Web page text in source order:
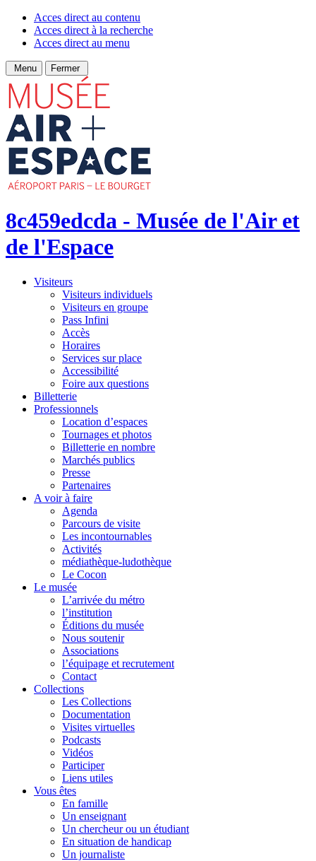
Acces direct au contenu
Acces direct à la recherche
Acces direct au menu
Menu Fermer
8c459edcda - Musée de l'Air et
de l'Espace
Visiteurs
Visiteurs individuels
Visiteurs en groupe
Pass Infini
Accès
Horaires
Services sur place
Accessibilité
Foire aux questions
Billetterie
Professionnels
Location d’espaces
Tournages et photos
Billetterie en nombre
Marchés publics
Presse
Partenaires
A voir à faire
Agenda
Parcours de visite
Les incontournables
Activités
médiathèque-ludothèque
Le Cocon
Le musée
L’arrivée du métro
l’institution
Éditions du musée
Nous soutenir
Associations
l’équipage et recrutement
Contact
Collections
Les Collections
Documentation
Visites virtuelles
Podcasts
Vidéos
Participer
Liens utiles
Vous êtes
En famille
Un enseignant
Un chercheur ou un étudiant
En situation de handicap
Un journaliste